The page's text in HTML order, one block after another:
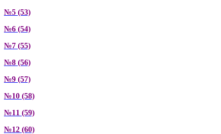
№5 (53)
№6 (54)
№7 (55)
№8 (56)
№9 (57)
№10 (58)
№11 (59)
№12 (60)